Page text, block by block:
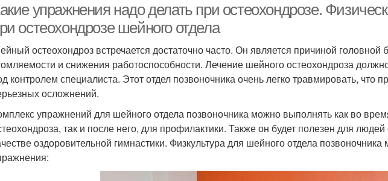
упражнения надо делать при остеохондрозе.
остеохондрозе шейного отдела
остеохондроз встречается достаточно часто. Он является причиной головной
и снижения работоспособности. Лечение шейного остеохондроза
контролем специалиста. Этот отдел позвоночника очень легко травмировать, что
осложнений.
упражнений для шейного отдела позвоночника можно выполнять как во
так и после него, для профилактики. Также он будет полезен для
оздоровительной гимнастики. Физкультура для шейного отдела